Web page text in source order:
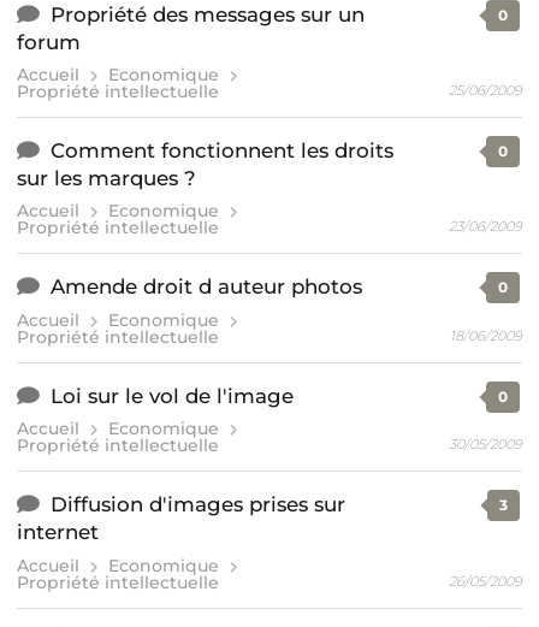
Propriété des messages sur un
forum
Accueil Economique
Propriété intellectuelle
0
25/06/2009
Comment fonctionnent les droits
sur les marques ?
Accueil Economique
Propriété intellectuelle
0
23/06/2009
Amende droit d auteur photos
Accueil Economique
Propriété intellectuelle
0
18/06/2009
Loi sur le vol de l'image
Accueil Economique
Propriété intellectuelle
0
30/05/2009
Diffusion d'images prises sur
internet
Accueil Economique
Propriété intellectuelle
3
26/05/2009